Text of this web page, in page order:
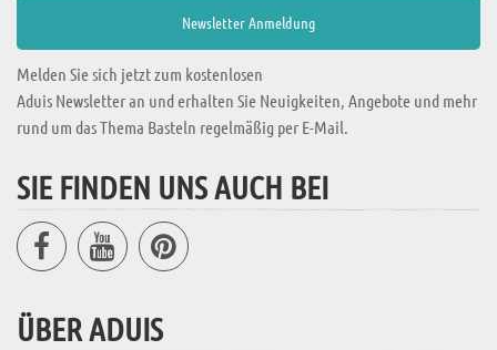
Melden Sie sich jetzt zum kostenlosen
Aduis Newsletter an und erhalten Sie Neuigkeiten, Angebote und mehr
rund um das Thema Basteln regelmäßig per E-Mail.
SIE FINDEN UNS AUCH BEI
ÜBER ADUIS